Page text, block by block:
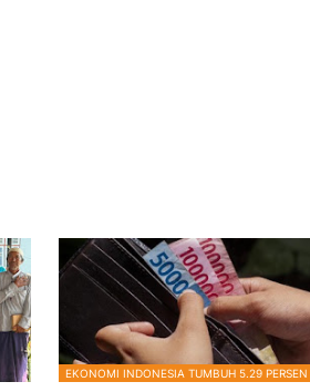
EKONOMI INDONESIA TUMBUH 5.29 PERSEN